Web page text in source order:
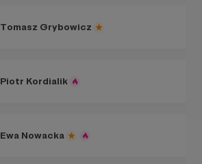
Tomasz Grybowicz
Piotr Kordialik
Ewa Nowacka